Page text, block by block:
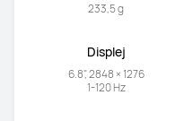
233,5 g
Displej
6.8", 2848 × 1276
1-120 Hz